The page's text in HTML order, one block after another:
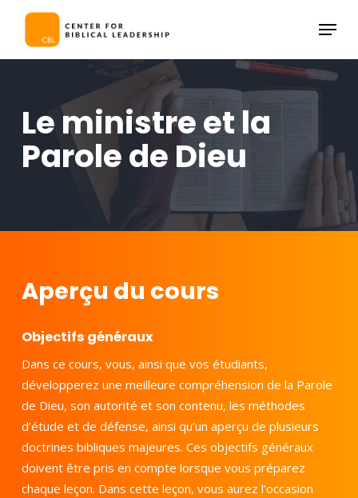
Menu
Le ministre et la
Parole de Dieu
Aperçu du cours
Objectifs généraux
Dans ce cours, vous, ainsi que vos étudiants,
développerez une meilleure compréhension de la Parole
de Dieu, son autorité et son contenu, les méthodes
d’étude et de défense, ainsi qu’un aperçu de plusieurs
doctrines bibliques majeures. Ces objectifs généraux
doivent être pris en compte lorsque vous préparez
chaque leçon. Dans cette leçon, vous aurez l’occasion
Menu